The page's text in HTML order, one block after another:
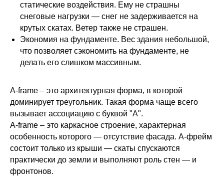
статические воздействия. Ему не страшны
снеговые нагрузки ― снег не задерживается на
крутых скатах. Ветер также не страшен.
Экономия на фундаменте. Вес здания небольшой,
что позволяет сэкономить на фундаменте, не
делать его слишком массивным.
A-frame – это архитектурная форма, в которой
доминирует треугольник. Такая форма чаще всего
вызывает ассоциацию с буквой "A".
А-frame – это каркасное строение, характерная
особенность которого ― отсутствие фасада. А-фрейм
состоит только из крыши ― скаты спускаются
практически до земли и выполняют роль стен ― и
фронтонов.